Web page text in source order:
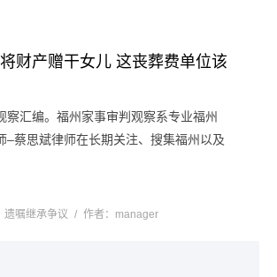
财产赠干女儿 这丧葬费单位该
察汇编。福州家事审判观察系专业福州
–蔡思斌律师在长期关注、搜集福州以及
遗嘱继承争议 作者： manager